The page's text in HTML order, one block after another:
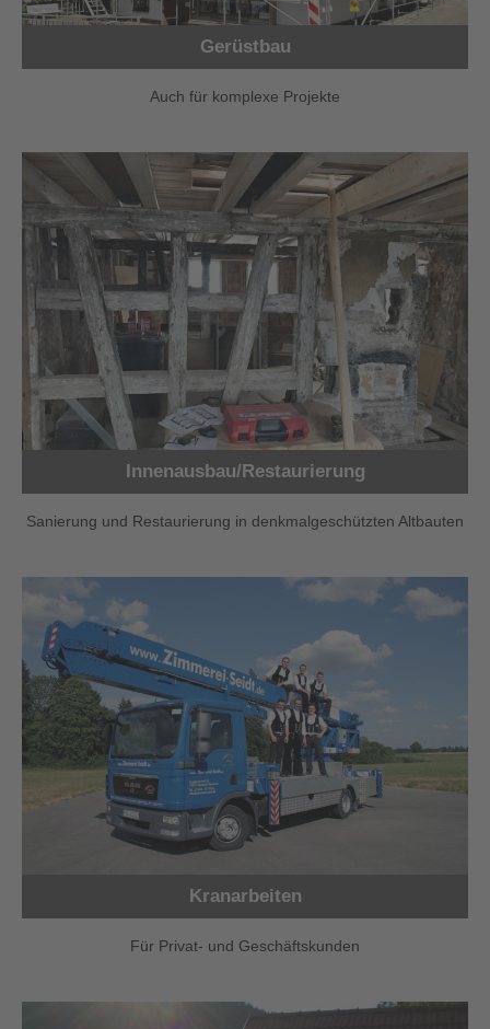
Gerüstbau
Auch für komplexe Projekte
Innenausbau/Restaurierung
Sanierung und Restaurierung in denkmalgeschützten Altbauten
Kranarbeiten
Für Privat- und Geschäftskunden